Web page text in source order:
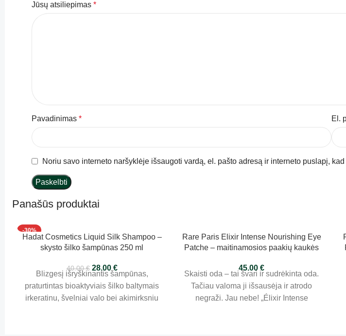
Jūsų atsiliepimas *
Pavadinimas * El.
Noriu savo interneto naršyklėje išsaugoti vardą, el. pašto adresą ir interneto puslapį,
Panašūs produktai
-30%
Hadat Cosmetics Liquid Silk Shampoo –
skysto šilko šampūnas 250 ml
40.00€ 28.00 €
Blizgesį išryškinantis šampūnas,
praturtintas bioaktyviais šilko baltymais
irkeratinu, švelniai valo bei akimirksniu
Rare Paris Elixir Intense Nourishing Eye
Patche – maitinamosios paakių kaukės
45.00€
Skaisti oda – tai švari ir sudrėkinta oda.
Tačiau valoma ji išsausėja ir atrodo
negraži. Jau nebe! „Élixir Intense